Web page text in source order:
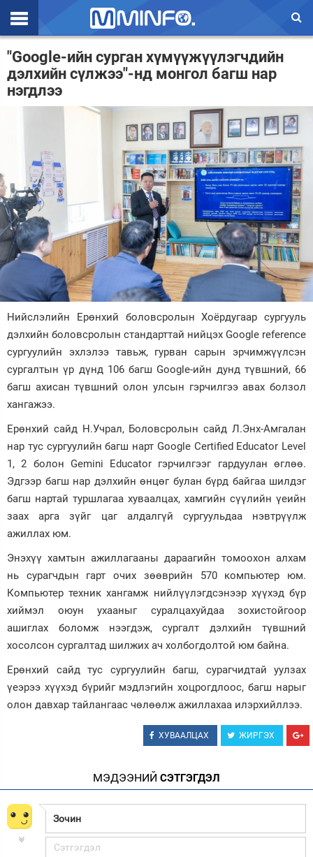
Эхлэл
Цаг агаар
Валют ханш
Эдийн засаг
Үзэл бодол
Спорт
Нийгэм
Зурхай
"Google-ийн сурган хүмүүжүүлэгчдийн
дэлхийн сүлжээ"-нд монгол багш нар
нэгдлээ
Нийслэлийн Ерөнхий боловсролын Хоёрдугаар сургууль
дэлхийн боловсролын стандарттай нийцэх Google reference
сургуулийн эхлэлээ тавьж, гурван сарын эрчимжүүлсэн
сургалтын үр дүнд 106 багш Google-ийн дунд түвшний, 66
багш ахисан түвшний олон улсын гэрчилгээ авах болзол
хангажээ.
Ерөнхий сайд Н.Учрал, Боловсролын сайд Л.Энх-Амгалан
нар тус сургуулийн багш нарт Google Certified Educator Level
1, 2 болон Gemini Educator гэрчилгээг гардуулан өглөө.
Эдгээр багш нар дэлхийн өнцөг булан бүрд байгаа шилдэг
багш нартай туршлагаа хуваалцах, хамгийн сүүлийн үеийн
заах арга зүйг цаг алдалгүй сургуульдаа нэвтрүүлж
ажиллах юм.
Энэхүү хамтын ажиллагааны дараагийн томоохон алхам
нь сурагчдын гарт очих зөөврийн 570 компьютер юм.
Компьютер техник хангамж нийлүүлэгдсэнээр хүүхэд бүр
хиймэл оюун ухааныг суралцахуйдаа зохистойгоор
ашиглах боломж нээгдэж, сургалт дэлхийн түвшний
хосолсон сургалтад шилжих ач холбогдолтой юм байна.
Ерөнхий сайд тус сургуулийн багш, сурагчидтай уулзах
үеэрээ хүүхэд бүрийг мэдлэгийн хоцрогдлоос, багш нарыг
олон давхар тайлангаас чөлөөлж ажиллахаа илэрхийллээ.
ХУВААЛЦАХ ЖИРГЭХ
МЭДЭЭНИЙ СЭТГЭГДЭЛ